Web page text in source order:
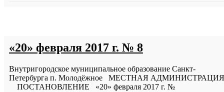
«20» февраля 2017 г. № 8
Внутригородское муниципальное образование Санкт-
Петербурга п. Молодёжное МЕСТНАЯ АДМИНИСТРАЦИЯ
ПОСТАНОВЛЕНИЕ «20» февраля 2017 г. №